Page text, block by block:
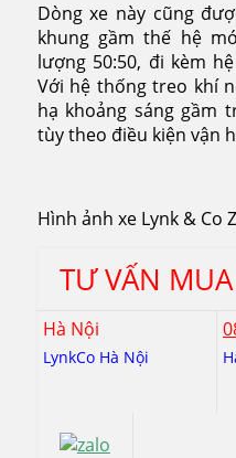
Dòng xe này cũng
khung gầm thế hệ
lượng 50:50, đi kèm
Với hệ thống treo khí
hạ khoảng sáng gầm
tùy theo điều kiện vận
Hình ảnh xe Lynk & Co
TƯ VẤN MUA
Hà Nội
LynkCo Hà Nội